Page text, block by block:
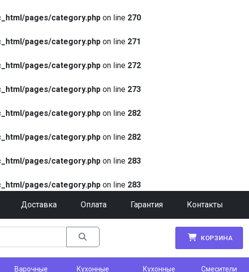
pages/category.php on line 270
pages/category.php on line 271
pages/category.php on line 272
pages/category.php on line 273
pages/category.php on line 282
pages/category.php on line 282
pages/category.php on line 283
pages/category.php on line 283
Доставка Оплата Гарантия Контакты
КОРЗИНА
Варочные
Кухонные
Кухонные
Смесители